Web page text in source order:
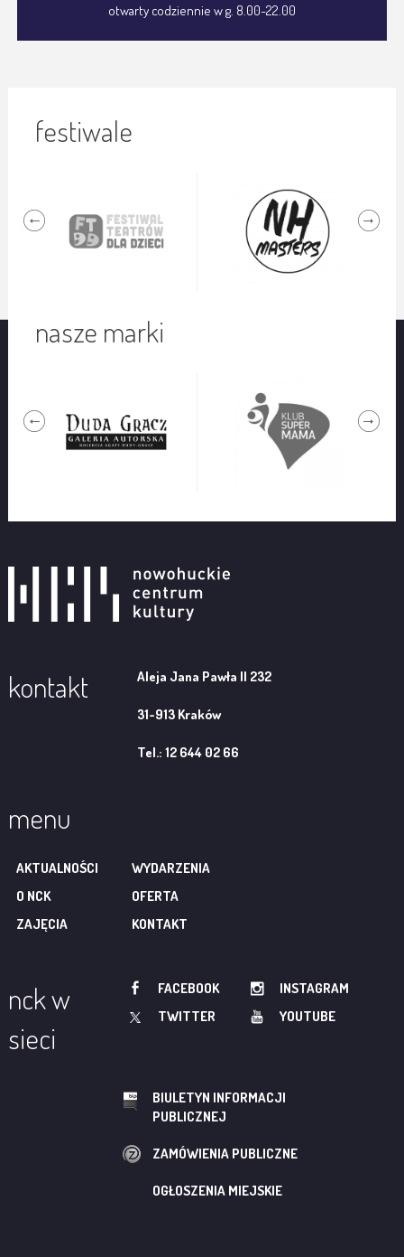
otwarty codziennie w g. 8.00-22.00
festiwale
nasze marki
kontakt Aleja Jana Pawła II 232
31-913 Kraków
Tel.: 12 644 02 66
menu
AKTUALNOŚCI
WYDARZENIA
O NCK
OFERTA
ZAJĘCIA
KONTAKT
nck w
sieci
FACEBOOK
INSTAGRAM
TWITTER
YOUTUBE
BIULETYN INFORMACJI
PUBLICZNEJ
ZAMÓWIENIA PUBLICZNE
OGŁOSZENIA MIEJSKIE